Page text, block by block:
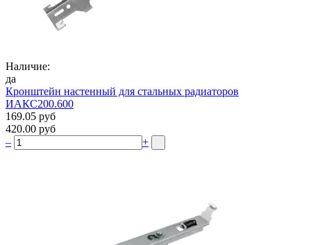
Наличие:
да
Кронштейн настенный для стальных радиаторов
ИАКС200.600
169.05 руб
420.00 руб
–
+